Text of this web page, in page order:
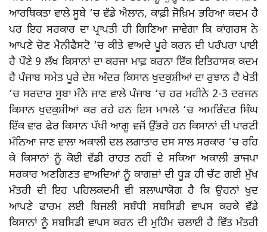
ਆਰਥਿਕਤਾ ਵਾਲੇ ਸੂਬੇ ‘ਚ ਵੱਡੇ ਐਲਾਨ, ਕਾਫ਼ੀ ਜੋਖ਼ਿਮ ਭਰਿਆ ਕਦਮ ਹੈ
ਪਰ ਇਹ ਸਰਕਾਰ ਦਾ ਪ੍ਰਾਪਤੀ ਹੀ ਗਿਣਿਆ ਜਾਵੇਗਾ ਕਿ ਕਾਂਗਰਸ ਨੇ
ਆਪਣੇ ਚੋਣ ਮੈਨੀਫੈਸਟੋ ‘ਚ ਕੀਤੇ ਵਾਅਦੇ ਪੂਰੇ ਕਰਨ ਦੀ ਪਰੰਪਰਾ ਪਾਈ
ਹੈ ਪੌਣੇ 9 ਲੱਖ ਕਿਸਾਨਾਂ ਦਾ ਕਰਜਾ ਮਾਫ਼ ਕਰਨਾ ਇੱਕ ਇਤਿਹਾਸਕ ਕਦਮ
ਹੈ ਪੰਜਾਬ ਸਮੇਤ ਪੂਰੇ ਦੇਸ਼ ਅੰਦਰ ਕਿਸਾਨ ਖੁਦਕੁਸ਼ੀਆਂ ਦਾ ਰੁਝਾਨ ਹੈ ਖੇਤੀ
‘ਚ ਸਰਦਾਰ ਸੂਬਾ ਮੰਨੇ ਜਾਣ ਵਾਲੇ ਪੰਜਾਬ ‘ਚ ਹਰ ਮਹੀਨੇ 2-3 ਦਰਜਨ
ਕਿਸਾਨ ਖੁਦਕੁਸ਼ੀਆਂ ਕਰ ਰਹੇ ਹਨ ਇਸ ਮਾਮਲੇ ‘ਚ ਅਮਰਿੰਦਰ ਸਿੰਘ
ਇੱਕ ਵਾਰ ਫੇਰ ਕਿਸਾਨ ਪੱਖੀ ਆਗੂ ਵਜੋਂ ਉੱਭਰੇ ਹਨ ਕਿਸਾਨਾਂ ਦੀ ਪਾਰਟੀ
ਮੰਨਿਆ ਜਾਣ ਵਾਲਾ ਅਕਾਲੀ ਦਲ ਲਗਾਤਾਰ ਦਸ ਸਾਲ ਸਰਕਾਰ ‘ਚ ਰਹਿ
ਕੇ ਕਿਸਾਨਾਂ ਨੂੰ ਕੋਈ ਵੱਡੀ ਰਾਹਤ ਨਹੀਂ ਦੇ ਸਕਿਆ ਅਕਾਲੀ ਭਾਜਪਾ
ਸਰਕਾਰ ਅਣਗਿਣਤ ਵਾਅਦਿਆਂ ਨੂੰ ਕਾਗਜ਼ਾਂ ਦੀ ਧੂੜ ਹੀ ਚੱਟ ਗਈ ਮੁੱਖ
ਮੰਤਰੀ ਦੀ ਇਹ ਪਹਿਲਕਦਮੀ ਵੀ ਸ਼ਲਾਘਾਯੋਗ ਹੈ ਕਿ ਉਹਨਾਂ ਖੁਦ
ਆਪਣੇ ਫਾਰਮ ਲਈ ਬਿਜਲੀ ਸਬੰਧੀ ਸਬਸਿਡੀ ਵਾਪਸ ਕਰਕੇ ਵੱਡੇ
ਕਿਸਾਨਾਂ ਨੂੰ ਸਬਸਿਡੀ ਵਾਪਸ ਕਰਨ ਦੀ ਮੁਹਿੰਮ ਚਲਾਈ ਹੈ ਵਿੱਤ ਮੰਤਰੀ